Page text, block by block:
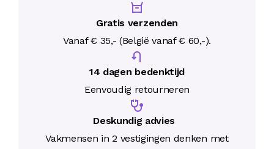
Gratis verzenden
Vanaf € 35,- (België vanaf € 60,-).
14 dagen bedenktijd
Eenvoudig retourneren
Deskundig advies
Vakmensen in 2 vestigingen denken met